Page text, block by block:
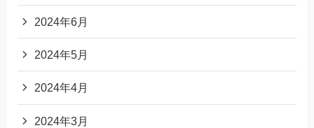
2024年6月
2024年5月
2024年4月
2024年3月